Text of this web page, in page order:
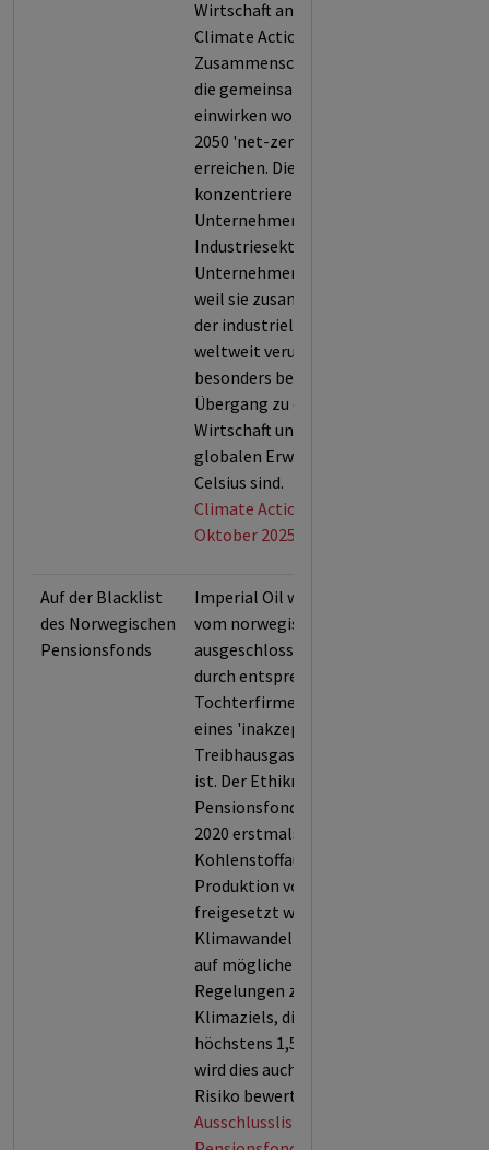
Wirtschaft analysiert.
Climate Action 100+ ist ein
Zusammenschluss von Investoren,
die gemeinsam auf Unternehmen
einwirken wollen, dass diese bis
2050 'net-zero' Emissionen
erreichen. Die Investoren
konzentrieren sich auf derzeit 169
Unternehmen aus verschiedenen
Industriesektoren. Die
Unternehmen wurden ausgewählt,
weil sie zusammen mehr als 80%
der industriellen Emissionen
weltweit verursachen und daher
besonders bedeutsam für den
Übergang zu einer emissionsfreien
Wirtschaft und der Begrenzung der
globalen Erwärmung um 1,5 Grad
Celsius sind.
Climate Action 100+ (Stand:
Oktober 2025)
Auf der Blacklist
des Norwegischen
Pensionsfonds
Imperial Oil wurde im Jahr 2020
vom norwegischen Pensionsfonds
ausgeschlossen, da es selbst oder
durch entsprechende
Tochterfirmen, für den Ausstoß
eines 'inakzeptablen Levels an
Treibhausgasen' verantwortlich
ist. Der Ethikrat des norwegischen
Pensionsfonds berücksichtigte
2020 erstmals den
Kohlenstoffausstoß, der bei der
Produktion von Öl und Ölsand
freigesetzt wird und zum
Klimawandel beiträgt. Im Hinblick
auf mögliche gesetzliche
Regelungen zur Einhaltung des
Klimaziels, die Erderwärmung auf
höchstens 1,5 Grad zu begrenzen,
wird dies auch als finanzielles
Risiko bewertet.
Ausschlussliste des Norwegischen